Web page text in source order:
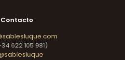
Contacto
622 105 981)